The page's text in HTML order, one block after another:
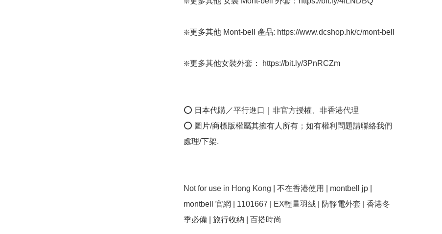
❇️更多其他 Mont-bell 產品: https://www.dcshop.hk/c/mont-bell
❇️更多其他女裝外套： https://bit.ly/3PnRCZm
⭕ 日本代購／平行進口｜非官方授權、非香港代理
⭕ 圖片/商標版權屬其擁有人所有；如有權利問題請聯絡我們
處理/下架.
Not for use in Hong Kong | 不在香港使用 | montbell jp |
montbell 官網 | 1101667 | EX輕量羽絨 | 防靜電外套 | 香港冬